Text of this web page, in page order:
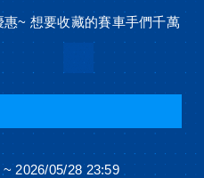
~ 想要收藏的賽車手們千萬
2026/05/28 23:59